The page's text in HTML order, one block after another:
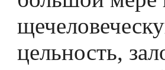
цельность,